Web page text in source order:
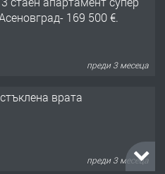
169 500 €.
преди 3 месеца
врата
преди 3 месеца